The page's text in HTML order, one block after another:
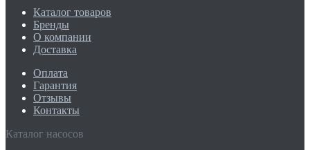
Каталог товаров
Бренды
О компании
Доставка
Оплата
Гарантия
Отзывы
Контакты
Каталог насосов